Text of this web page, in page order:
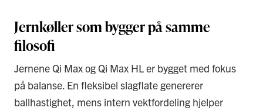
Jernkøller som bygger på samme
filosofi
Jernene Qi Max og Qi Max HL er bygget med fokus
på balanse. En fleksibel slagflate genererer
ballhastighet, mens intern vektfordeling hjelper